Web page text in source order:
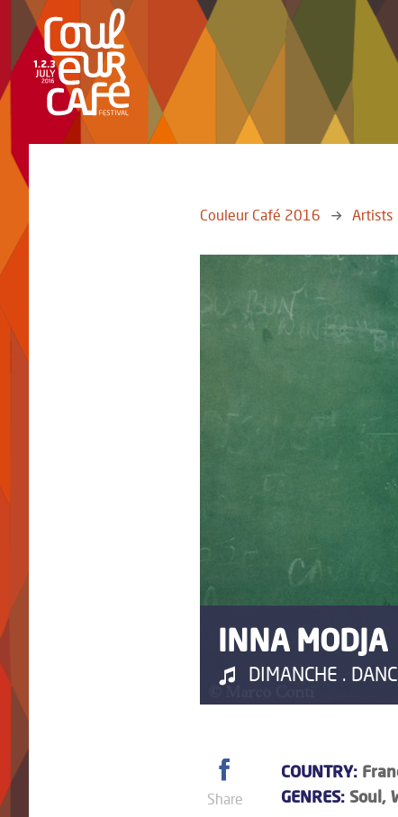
Couleur Café 2016 Artists
INNA MODJA
DIMANCHE .
Share
COUNTRY:
GENRES: Soul,